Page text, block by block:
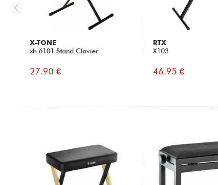
X-TONE
xh 6101 Stand Clavier
27.90 €
RTX
X103
46.95 €